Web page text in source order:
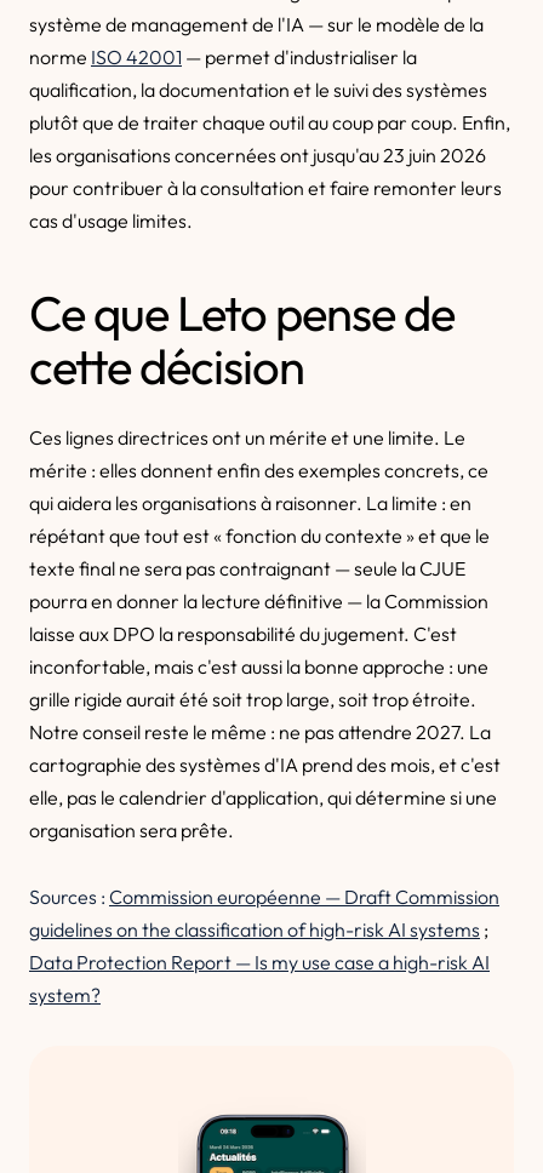
système de management de l'IA — sur le modèle de la
norme ISO 42001 — permet d'industrialiser la
qualification, la documentation et le suivi des systèmes
plutôt que de traiter chaque outil au coup par coup. Enfin,
les organisations concernées ont jusqu'au 23 juin 2026
pour contribuer à la consultation et faire remonter leurs
cas d'usage limites.
Ce que Leto pense de
cette décision
Ces lignes directrices ont un mérite et une limite. Le
mérite : elles donnent enfin des exemples concrets, ce
qui aidera les organisations à raisonner. La limite : en
répétant que tout est « fonction du contexte » et que le
texte final ne sera pas contraignant — seule la CJUE
pourra en donner la lecture définitive — la Commission
laisse aux DPO la responsabilité du jugement. C'est
inconfortable, mais c'est aussi la bonne approche : une
grille rigide aurait été soit trop large, soit trop étroite.
Notre conseil reste le même : ne pas attendre 2027. La
cartographie des systèmes d'IA prend des mois, et c'est
elle, pas le calendrier d'application, qui détermine si une
organisation sera prête.
Sources : Commission européenne — Draft Commission
guidelines on the classification of high-risk AI systems ;
Data Protection Report — Is my use case a high-risk AI
system?